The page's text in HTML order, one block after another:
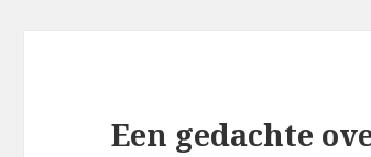
Een gedachte